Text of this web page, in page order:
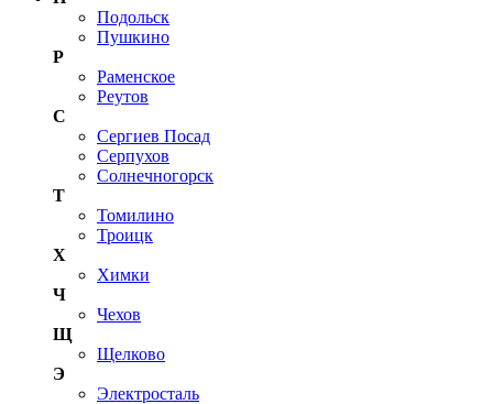
Подольск
Пушкино
Р
Раменское
Реутов
С
Сергиев Посад
Серпухов
Солнечногорск
Т
Томилино
Троицк
Х
Химки
Ч
Чехов
Щ
Щелково
Э
Электросталь